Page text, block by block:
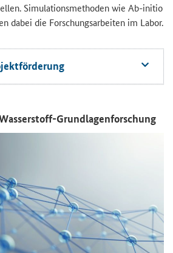
Si­mu­la­ti­ons­me­tho­den wie Ab-​initio
dabei die For­schungs­ar­bei­ten im Labor.
​Grundlagenforschung